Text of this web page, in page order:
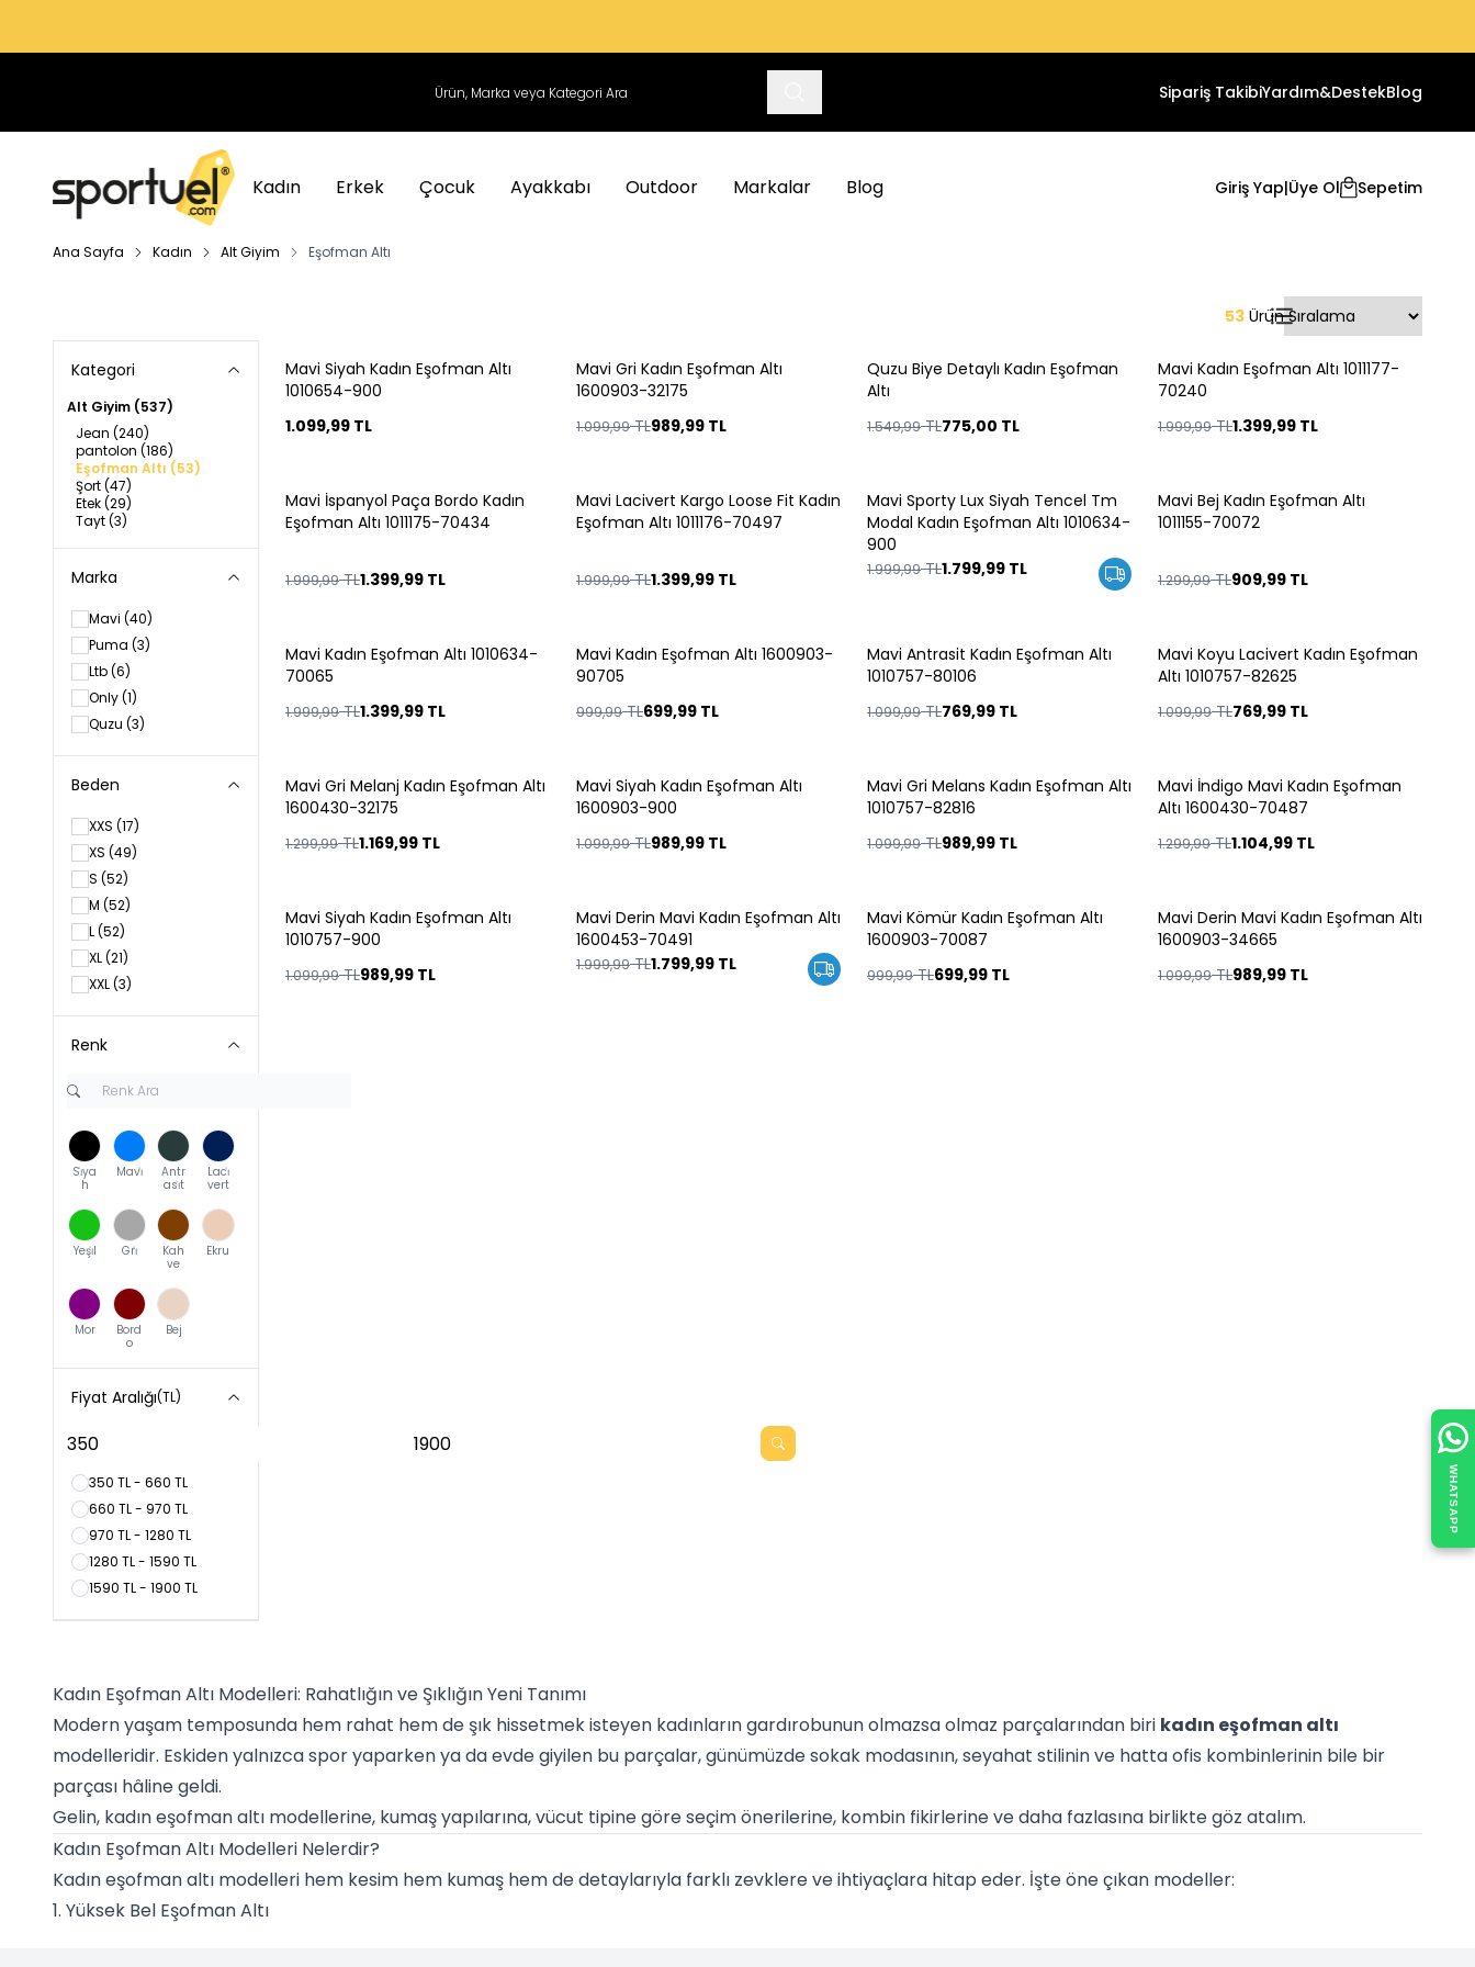
Sipariş TakibiYardım&DestekBlog
Kadın Erkek Çocuk Ayakkabı Outdoor Markalar Blog Giriş Yap|Üye Ol Sepetim
Ana Sayfa Kadın Alt Giyim Eşofman Altı
Kategori
Alt Giyim (537)
Jean (240)
pantolon (186)
Eşofman Altı (53)
Şort(47)
Etek(29)
Tayt(3)
Marka
Mavi (40)
Puma (3)
Ltb(6)
Only(1)
Quzu (3)
Beden
XXS (17)
XS (49)
S (52)
M (52)
L(52)
XL(21)
XXL(3)
Renk
Si̇ya
h
Mavi̇
Antr
asi̇t
Laci̇
vert
Yeşi̇l Gri̇
Kah
ve
Ekru
Mor
Bord
o
Bej
Fiyat Aralığı(TL)
350 TL - 660 TL
660 TL - 970 TL
970 TL - 1280 TL
1280 TL - 1590 TL
1590 TL - 1900 TL
53 Ürün
Mavi Siyah Kadın Eşofman Altı
1010654-900
1.099,99 TL
%10
Mavi Gri Kadın Eşofman Altı
1600903-32175
1.099,99TL989,99 TL
%50
Quzu Biye Detaylı Kadın Eşofman
Altı
1.549,99TL775,00 TL
%30
Mavi Kadın Eşofman Altı 1011177-
70240
1.999,99TL1.399,99 TL
%30
Mavi İspanyol Paça Bordo Kadın
Eşofman Altı 1011175-70434
1.999,99TL1.399,99 TL
%30
Mavi Lacivert Kargo Loose Fit Kadın
Eşofman Altı 1011176-70497
1.999,99TL1.399,99 TL
%10
Mavi Sporty Lux Siyah Tencel Tm
Modal Kadın Eşofman Altı 1010634-
900
1.999,99TL1.799,99 TL
%30
Mavi Bej Kadın Eşofman Altı
1011155-70072
1.299,99TL909,99 TL
%30
Mavi Kadın Eşofman Altı 1010634-
70065
1.999,99TL1.399,99 TL
%30
Mavi Kadın Eşofman Altı 1600903-
90705
999,99TL699,99 TL
%30
Mavi Antrasit Kadın Eşofman Altı
1010757-80106
1.099,99TL769,99 TL
%30
Mavi Koyu Lacivert Kadın Eşofman
Altı 1010757-82625
1.099,99TL769,99 TL
%10
Mavi Gri Melanj Kadın Eşofman Altı
1600430-32175
1.299,99TL1.169,99 TL
%10
Mavi Siyah Kadın Eşofman Altı
1600903-900
1.099,99TL989,99 TL
%10
Mavi Gri Melans Kadın Eşofman Altı
1010757-82816
1.099,99TL989,99 TL
%15
Mavi İndigo Mavi Kadın Eşofman
Altı 1600430-70487
1.299,99TL1.104,99 TL
%10
Mavi Siyah Kadın Eşofman Altı
1010757-900
1.099,99TL989,99 TL
%10
Mavi Derin Mavi Kadın Eşofman Altı
1600453-70491
1.999,99TL1.799,99 TL
%30
Mavi Kömür Kadın Eşofman Altı
1600903-70087
999,99TL699,99 TL
%10
Mavi Derin Mavi Kadın Eşofman Altı
1600903-34665
1.099,99TL989,99 TL
Kadın Eşofman Altı Modelleri: Rahatlığın ve Şıklığın Yeni Tanımı
Modern yaşam temposunda hem rahat hem de şık hissetmek isteyen kadınların gardırobunun olmazsa olmaz parçalarından biri kadın eşofman altı
modelleridir. Eskiden yalnızca spor yaparken ya da evde giyilen bu parçalar, günümüzde sokak modasının, seyahat stilinin ve hatta ofis kombinlerinin bile bir
parçası hâline geldi.
Gelin, kadın eşofman altı modellerine, kumaş yapılarına, vücut tipine göre seçim önerilerine, kombin fikirlerine ve daha fazlasına birlikte göz atalım.
Kadın Eşofman Altı Modelleri Nelerdir?
Kadın eşofman altı modelleri hem kesim hem kumaş hem de detaylarıyla farklı zevklere ve ihtiyaçlara hitap eder. İşte öne çıkan modeller:
1. Yüksek Bel Eşofman Altı
WHATSAPP